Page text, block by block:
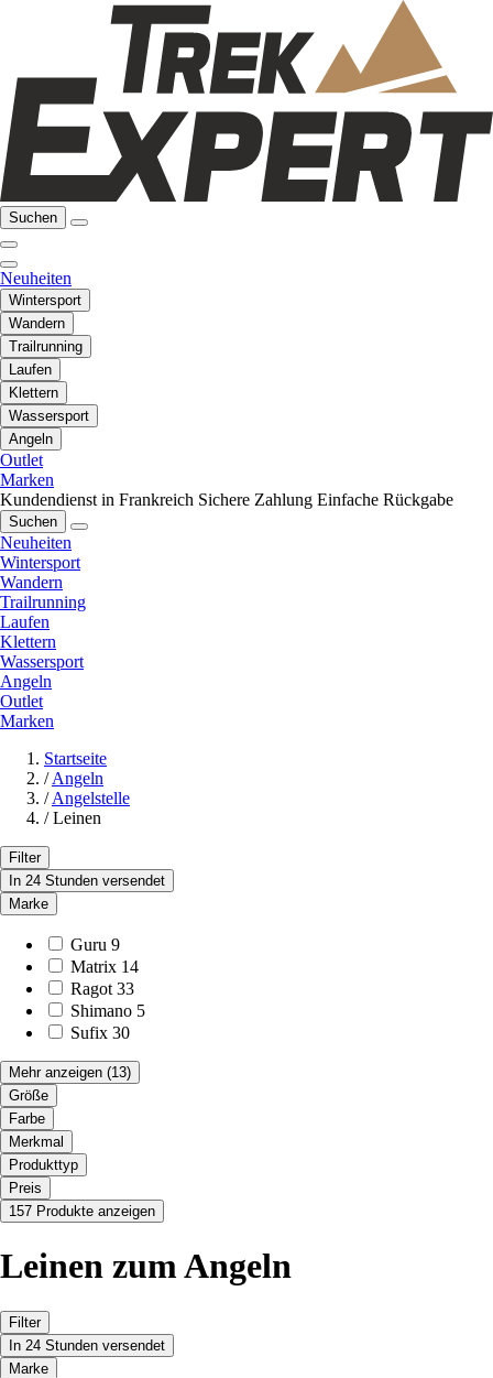
Suchen
Neuheiten
Wintersport
Wandern
Trailrunning
Laufen
Klettern
Wassersport
Angeln
Outlet
Marken
Kundendienst in Frankreich Sichere Zahlung Einfache Rückgabe
Suchen
Neuheiten
Wintersport
Wandern
Trailrunning
Laufen
Klettern
Wassersport
Angeln
Outlet
Marken
Startseite
/ Angeln
/ Angelstelle
/ Leinen
Filter
In 24 Stunden versendet
Marke
Guru 9
Matrix 14
Ragot 33
Shimano 5
Sufix 30
Mehr anzeigen (13)
Größe
Farbe
Merkmal
Produkttyp
Preis
157 Produkte anzeigen
Leinen zum Angeln
Filter
In 24 Stunden versendet
Marke